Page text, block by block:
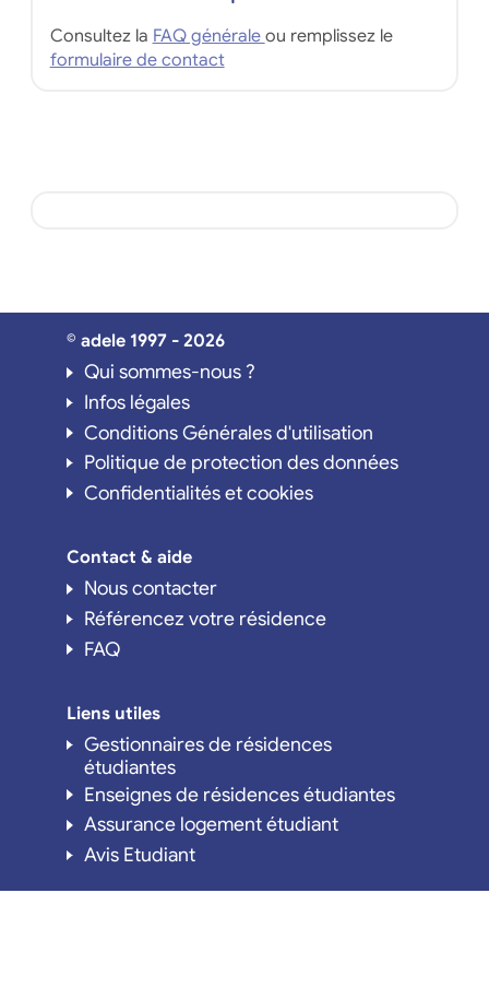
Consultez la FAQ générale ou remplissez le
formulaire de contact
© adele 1997 - 2026
Qui sommes-nous ?
Infos légales
Conditions Générales d'utilisation
Politique de protection des données
Confidentialités et cookies
Contact & aide
Nous contacter
Référencez votre résidence
FAQ
Liens utiles
Gestionnaires de résidences
étudiantes
Enseignes de résidences étudiantes
Assurance logement étudiant
Avis Etudiant